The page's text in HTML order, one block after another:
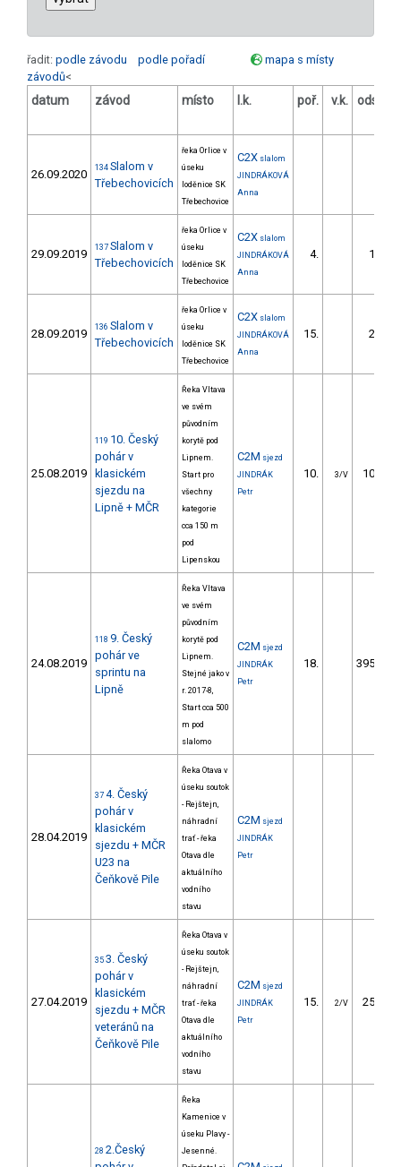
řadit: podle závodu podle pořadí
mapa s místy
závodů<
datum závod místo l.k. poř. v.k.
odstup
26.09.2020 134 Slalom v
Třebechovicích
řeka Orlice v
úseku
loděnice SK
Třebechovice
C2X slalom
JINDRÁKOVÁ
Anna
29.09.2019 137 Slalom v
Třebechovicích
řeka Orlice v
úseku
loděnice SK
Třebechovice
C2X slalom
JINDRÁKOVÁ
Anna
4. 10.20
28.09.2019 136 Slalom v
Třebechovicích
řeka Orlice v
úseku
loděnice SK
Třebechovice
C2X slalom
JINDRÁKOVÁ
Anna
15. 29.00
25.08.2019
119 10. Český
pohár v
klasickém
sjezdu na
Lipně + MČR
Řeka Vltava
ve svém
původním
korytě pod
Lipnem.
Start pro
všechny
kategorie
cca 150 m
pod
Lipenskou
C2M sjezd
JINDRÁK
Petr
10. 3/V 106.78
24.08.2019
118 9. Český
pohár ve
sprintu na
Lipně
Řeka Vltava
ve svém
původním
korytě pod
Lipnem.
Stejné jako v
r. 2017-8,
Start cca 500
m pod
slalomo
C2M sjezd
JINDRÁK
Petr
18. 3954.77
28.04.2019
37 4. Český
pohár v
klasickém
sjezdu + MČR
U23 na
Čeňkově Pile
Řeka Otava v
úseku soutok
- Rejštejn,
náhradní
trať - řeka
Otava dle
aktuálního
vodního
stavu
C2M sjezd
JINDRÁK
Petr
27.04.2019
35 3. Český
pohár v
klasickém
sjezdu + MČR
veteránů na
Čeňkově Pile
Řeka Otava v
úseku soutok
- Rejštejn,
náhradní
trať - řeka
Otava dle
aktuálního
vodního
stavu
C2M sjezd
JINDRÁK
Petr
15. 2/V 254.49
28 2.Český
Řeka
Kamenice v
úseku Plavy -
Jesenné.